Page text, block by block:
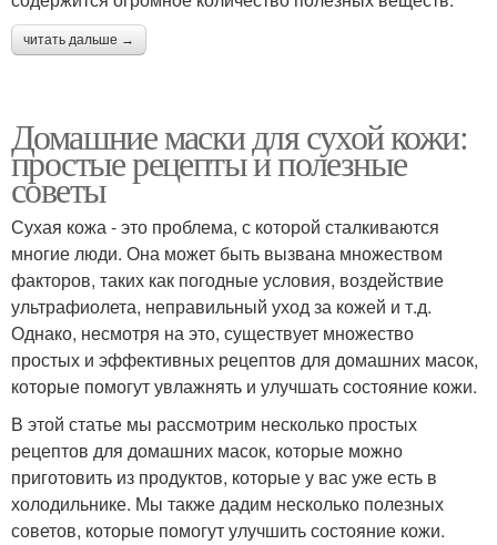
читать дальше →
Домашние маски для сухой кожи:
простые рецепты и полезные
советы
Сухая кожа - это проблема, с которой сталкиваются
многие люди. Она может быть вызвана множеством
факторов, таких как погодные условия, воздействие
ультрафиолета, неправильный уход за кожей и т.д.
Однако, несмотря на это, существует множество
простых и эффективных рецептов для домашних масок,
которые помогут увлажнять и улучшать состояние кожи.
В этой статье мы рассмотрим несколько простых
рецептов для домашних масок, которые можно
приготовить из продуктов, которые у вас уже есть в
холодильнике. Мы также дадим несколько полезных
советов, которые помогут улучшить состояние кожи.